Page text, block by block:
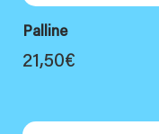
Palline
21,50€